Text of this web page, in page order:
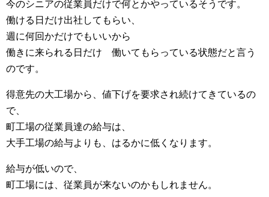
今のシニアの従業員だけで何とかやっているそうです。
働ける日だけ出社してもらい、
週に何回かだけでもいいから
働きに来られる日だけ 働いてもらっている状態だと言う
のです。
得意先の大工場から、値下げを要求され続けてきているの
で、
町工場の従業員達の給与は、
大手工場の給与よりも、はるかに低くなります。
給与が低いので、
町工場には、従業員が来ないのかもしれません。